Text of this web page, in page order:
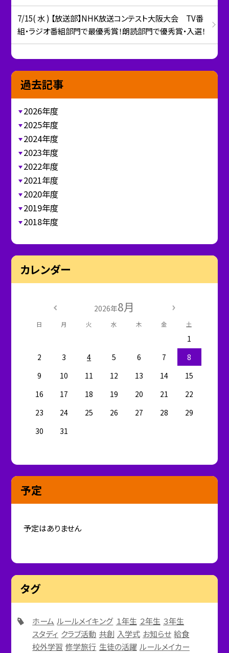
7/15( 水 ) 【放送部】NHK放送コンテスト大阪大会 TV番
組・ラジオ番組部門で最優秀賞！朗読部門で優秀賞・入選！
過去記事
2026年度
2025年度
2024年度
2023年度
2022年度
2021年度
2020年度
2019年度
2018年度
カレンダー
2026年8月
日 月 火 水 木 金 土
1
2
3 4 5 6 7
8
9
10 11 12 13 14
15
16
17 18 19 20 21
22
23
24 25 26 27 28
29
30
31
予定
予定はありません
タグ
ホーム ルールメイキング １年生 ２年生 ３年生
スタディ クラブ活動 共創 入学式 お知らせ 給食
校外学習 修学旅行 生徒の活躍 ルールメイカー